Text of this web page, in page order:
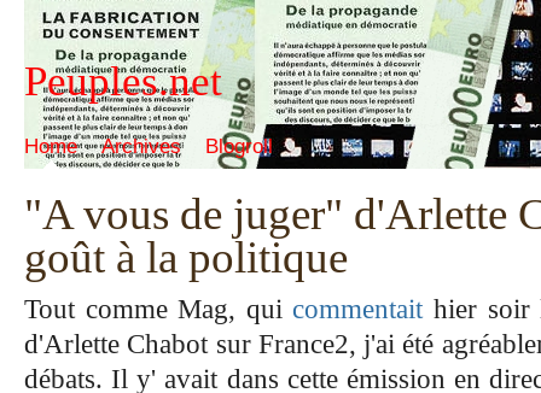
Peuples.net
Home Archives Blogroll
"A vous de juger" d'Arlette
goût à la politique
Tout comme Mag, qui commentait hier soir
d'Arlette Chabot sur France2, j'ai été
débats. Il y' avait dans cette émission en